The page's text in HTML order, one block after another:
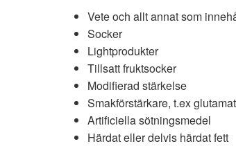
Vete och allt annat som
Socker
Lightprodukter
Tillsatt fruktsocker
Modifierad stärkelse
Smakförstärkare, t.ex
Artificiella sötningsmedel
Härdat eller delvis härdat fett